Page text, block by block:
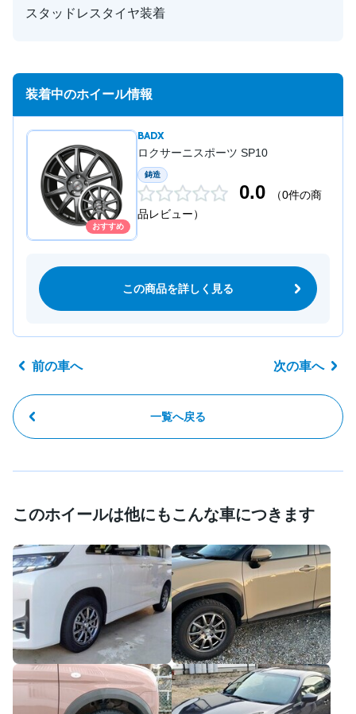
スタッドレスタイヤ装着
装着中のホイール情報
おすすめ
BADX
ロクサーニスポーツ SP10
鋳造
0.0
（0件の商
品レビュー）
この商品を詳しく見る
前の車へ
一覧へ戻る
次の車へ
このホイールは他にもこんな車につきます